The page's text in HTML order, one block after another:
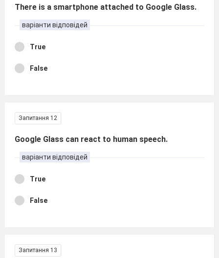
There is a smartphone attached to Google Glass.
варіанти відповідей
True
False
Запитання 12
Google Glass can react to human speech.
варіанти відповідей
True
False
Запитання 13